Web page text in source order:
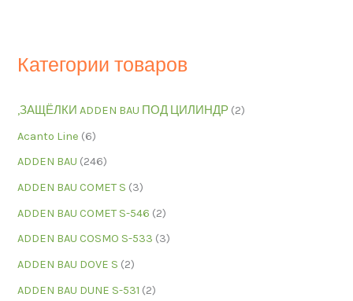
Категории товаров
,ЗАЩЁЛКИ ADDEN BAU ПОД ЦИЛИНДР (2)
Acanto Line (6)
ADDEN BAU (246)
ADDEN BAU COMET S (3)
ADDEN BAU COMET S-546 (2)
ADDEN BAU COSMO S-533 (3)
ADDEN BAU DOVE S (2)
ADDEN BAU DUNE S-531 (2)